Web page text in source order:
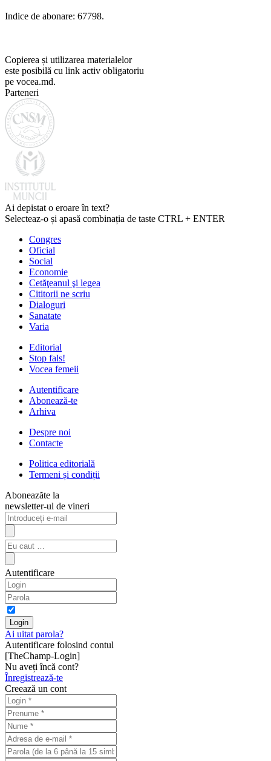
Indice de abonare: 67798.
Copierea și utilizarea materialelor
este posibilă cu link activ obligatoriu
pe vocea.md.
Parteneri
Ai depistat o eroare în text?
Selecteaz-o și apasă combinația de taste CTRL + ENTER
Congres
Oficial
Social
Economie
Cetăţeanul şi legea
Cititorii ne scriu
Dialoguri
Sanatate
Varia
Editorial
Stop fals!
Vocea femeii
Autentificare
Abonează-te
Arhiva
Despre noi
Contacte
Politica editorială
Termeni și condiții
Aboneazăte la
newsletter-ul de vineri
Autentificare
Ai uitat parola?
Autentificare folosind contul
[TheChamp-Login]
Nu aveți încă cont?
Înregistrează-te
Creează un cont